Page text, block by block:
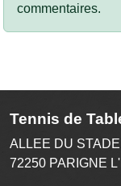
commentaires.
Tennis de
ALLEE DU
72250 PARIGNE